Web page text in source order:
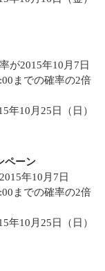
が2015年10月7日
までの確率の2倍
年10月25日（日）
ペーン
年10月7日
までの確率の2倍
年10月25日（日）